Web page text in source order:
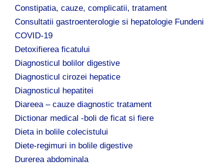
Constipatia, cauze, complicatii, tratament
Consultatii gastroenterologie si hepatologie Fundeni
COVID-19
Detoxifierea ficatului
Diagnosticul bolilor digestive
Diagnosticul cirozei hepatice
Diagnosticul hepatitei
Diareea – cauze diagnostic tratament
Dictionar medical -boli de ficat si fiere
Dieta in bolile colecistului
Diete-regimuri in bolile digestive
Durerea abdominala